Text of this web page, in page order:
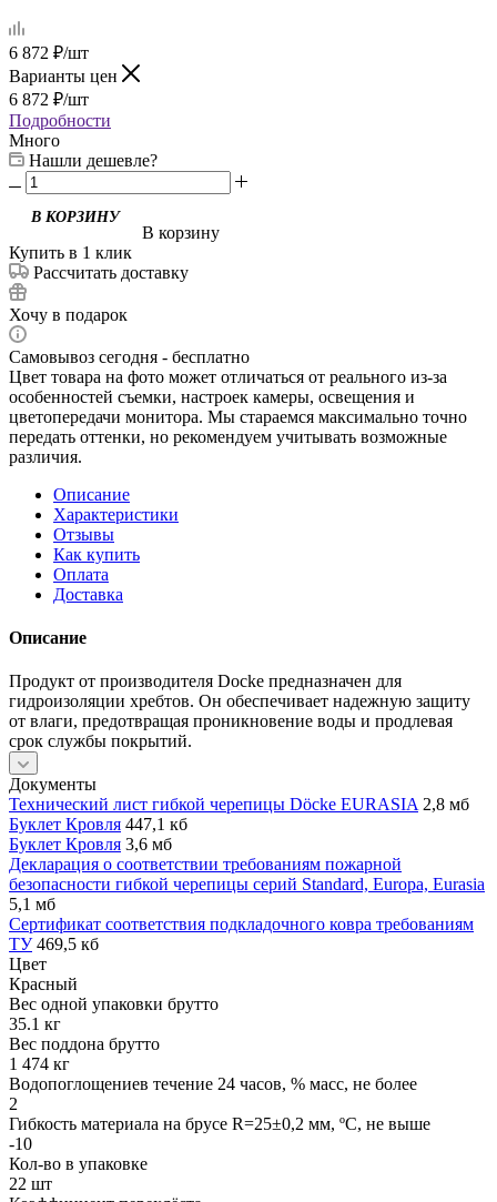
6 872 ₽/шт
Варианты цен
6 872 ₽/шт
Подробности
Много
Нашли дешевле?
В корзину
Купить в 1 клик
Рассчитать доставку
Хочу в подарок
Самовывоз сегодня - бесплатно
Цвет товара на фото может отличаться от реального из-за
особенностей съемки, настроек камеры, освещения и
цветопередачи монитора. Мы стараемся максимально точно
передать оттенки, но рекомендуем учитывать возможные
различия.
Описание
Характеристики
Отзывы
Как купить
Оплата
Доставка
Описание
Продукт от производителя Docke предназначен для
гидроизоляции хребтов. Он обеспечивает надежную защиту
от влаги, предотвращая проникновение воды и продлевая
срок службы покрытий.
Документы
Технический лист гибкой черепицы Döcke EURASIA 2,8 мб
Буклет Кровля 447,1 кб
Буклет Кровля 3,6 мб
Декларация о соответствии требованиям пожарной
безопасности гибкой черепицы серий Standard, Europa, Eurasia
5,1 мб
Сертификат соответствия подкладочного ковра требованиям
ТУ 469,5 кб
Цвет
Красный
Вес одной упаковки брутто
35.1 кг
Вес поддона брутто
1 474 кг
Водопоглощениев течение 24 часов, % масс, не более
2
Гибкость материала на брусе R=25±0,2 мм, ºС, не выше
-10
Кол-во в упаковке
22 шт